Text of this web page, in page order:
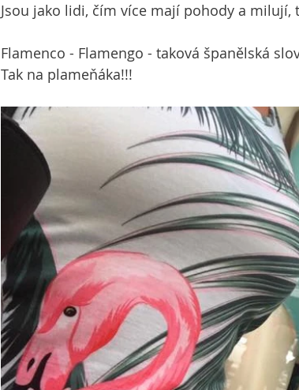
Jsou jako lidi, čím více mají pohody a
Flamenco - Flamengo - taková španělská
Tak na plameňáka!!!